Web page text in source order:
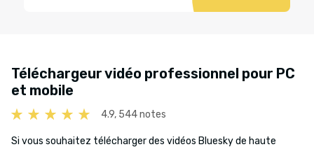
Téléchargeur vidéo professionnel pour PC
et mobile
4.9, 544 notes
Si vous souhaitez télécharger des vidéos Bluesky de haute